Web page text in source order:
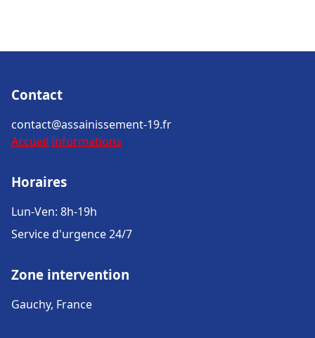
Contact
contact@assainissement-19.fr
Accueil Informations
Horaires
Lun-Ven: 8h-19h
Service d'urgence 24/7
Zone intervention
Gauchy, France